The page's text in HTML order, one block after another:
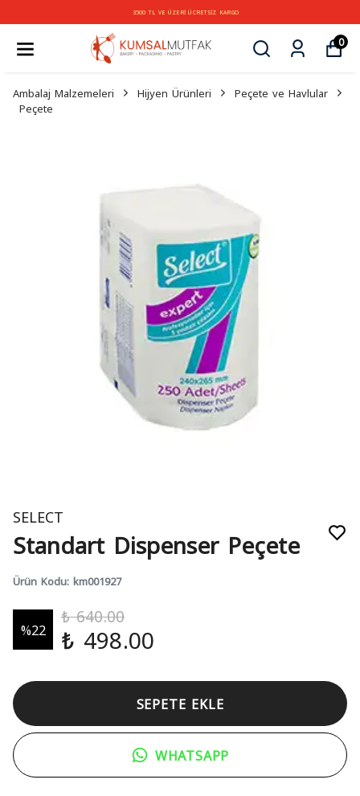
3500 TL VE ÜZERİ ÜCRETSİZ KARGO
0
Ambalaj Malzemeleri Hijyen Ürünleri
Peçete ve Havlular
Peçete
SELECT
Standart Dispenser Peçete
Ürün Kodu: km001927
%22
₺ 640.00
₺ 498.00
SEPETE EKLE
WHATSAPP